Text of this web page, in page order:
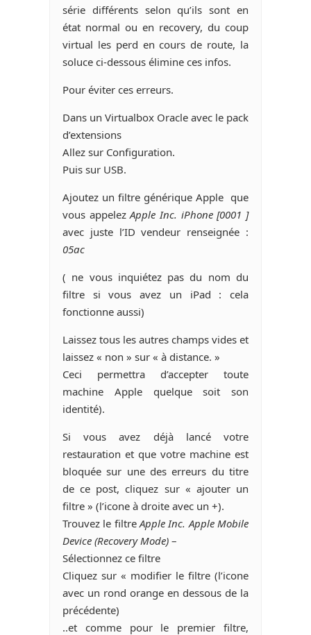
série différents selon qu’ils sont en
état normal ou en recovery, du coup
virtual les perd en cours de route, la
soluce ci-dessous élimine ces infos.
Pour éviter ces erreurs.
Dans un Virtualbox Oracle avec le pack
d’extensions
Allez sur Configuration.
Puis sur USB.
Ajoutez un filtre générique Apple que
vous appelezApple Inc. iPhone [0001 ]
avec juste l’ID vendeur renseignée :
05ac
( ne vous inquiétez pas du nom du
filtre si vous avez un iPad : cela
fonctionne aussi)
Laissez tous les autres champs vides et
laissez « non » sur « à distance. »
Ceci permettra d’accepter toute
machine Apple quelque soit son
identité).
Si vous avez déjà lancé votre
restauration et que votre machine est
bloquée sur une des erreurs du titre
de ce post, cliquez sur « ajouter un
filtre » (l’icone à droite avec un +).
Trouvez le filtreApple Inc. Apple Mobile
Device (Recovery Mode) –
Sélectionnez ce filtre
Cliquez sur « modifier le filtre (l’icone
avec un rond orange en dessous de la
précédente)
..et comme pour le premier filtre,